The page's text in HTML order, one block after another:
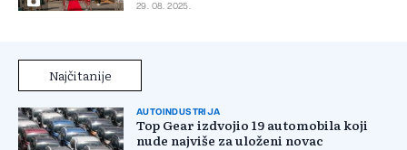
29. 08. 2025.
Najčitanije
AUTOINDUSTRIJA
Top Gear izdvojio 19 automobila koji
nude najviše za uloženi novac